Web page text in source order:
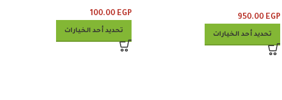
950.00 EGP
تحديد أحد الخيارات
100.00 EGP
تحديد أحد الخيارات